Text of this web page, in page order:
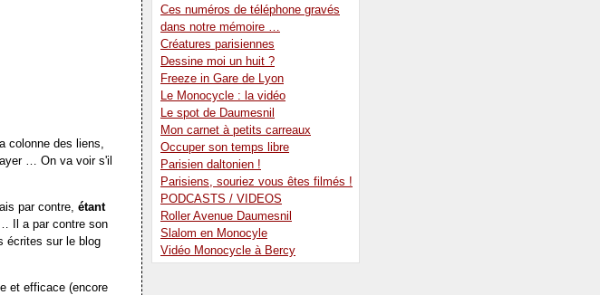
colonne des liens,
… On va voir s'il
par contre, étant
Il a par contre son
écrites sur le blog
et efficace (encore
Ces numéros de téléphone gravés
dans notre mémoire …
Créatures parisiennes
Dessine moi un huit ?
Freeze in Gare de Lyon
Le Monocycle : la vidéo
Le spot de Daumesnil
Mon carnet à petits carreaux
Occuper son temps libre
Parisien daltonien !
Parisiens, souriez vous êtes filmés !
PODCASTS / VIDEOS
Roller Avenue Daumesnil
Slalom en Monocyle
Vidéo Monocycle à Bercy